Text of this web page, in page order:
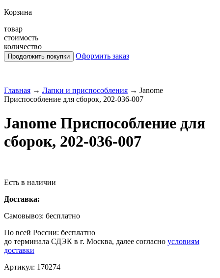
Корзина
товар
стоимость
количество
Оформить заказ
Главная → Лапки и приспособления → Janome
Приспособление для сборок, 202-036-007
Janome Приспособление для
сборок, 202-036-007
Есть в наличии
Доставка:
Самовывоз: бесплатно
По всей России: бесплатно
до терминала СДЭК в г. Москва, далее согласно условиям
доставки
Артикул: 170274